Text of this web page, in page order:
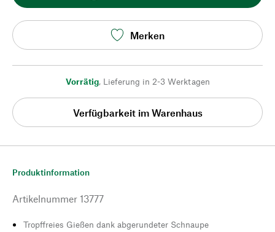
Merken
Vorrätig, Lieferung in 2-3 Werktagen
Verfügbarkeit im Warenhaus
Produktinformation
Artikelnummer 13777
Tropffreies Gießen dank abgerundeter Schnaupe